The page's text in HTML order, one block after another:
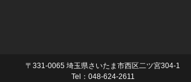
〒331-0065 埼玉県さいたま市西区二ツ宮304-1
Tel：048-624-2611